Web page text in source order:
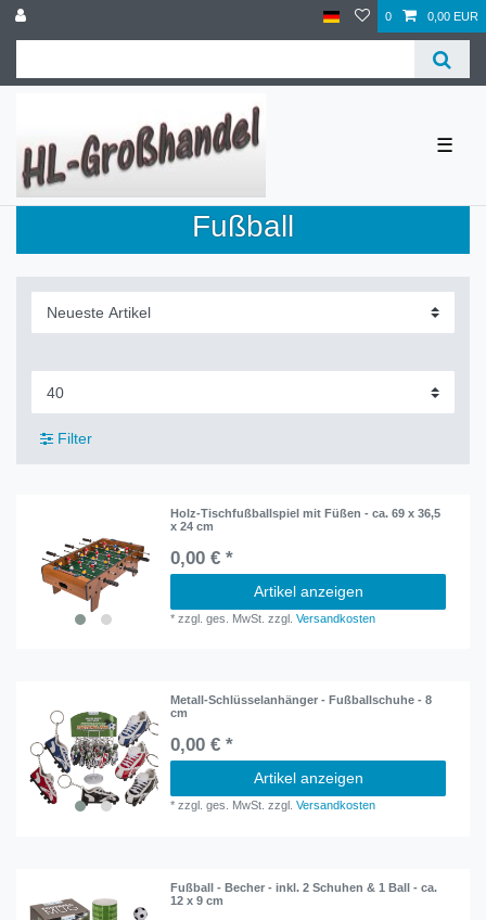
0 0,00 EUR
☰
Fußball
Filter
Holz-Tischfußballspiel mit Füßen - ca. 69 x 36,5
x 24 cm
0,00 € *
Artikel anzeigen
*zzgl. ges. MwSt. zzgl.Versandkosten
Metall-Schlüsselanhänger - Fußballschuhe - 8
cm
0,00 € *
Artikel anzeigen
*zzgl. ges. MwSt. zzgl.Versandkosten
Fußball - Becher - inkl. 2 Schuhen & 1 Ball - ca.
12 x 9 cm